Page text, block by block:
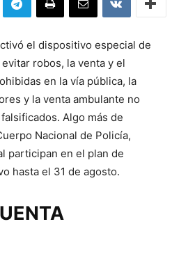
el dispositivo especial de
robos, la venta y el
en la vía pública, la
y la venta ambulante no
Algo más de
Nacional de Policía,
participan en el plan de
hasta el 31 de agosto.